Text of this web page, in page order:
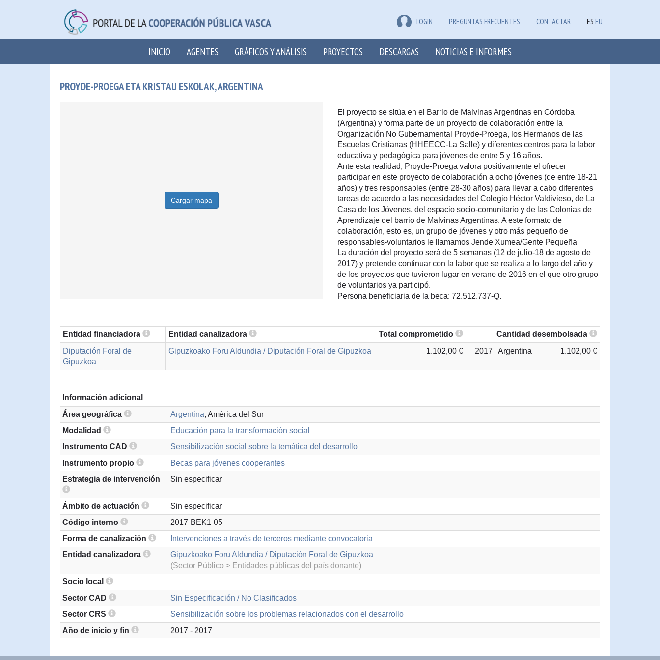
LOGIN PREGUNTAS FRECUENTES CONTACTAR ES EU
INICIO AGENTES GRÁFICOS Y ANÁLISIS PROYECTOS DESCARGAS NOTICIAS E INFORMES
PROYDE-PROEGA ETA KRISTAU ESKOLAK, ARGENTINA
Cargar mapa
El proyecto se sitúa en el Barrio de Malvinas Argentinas en Córdoba
(Argentina) y forma parte de un proyecto de colaboración entre la
Organización No Gubernamental Proyde-Proega, los Hermanos de las
Escuelas Cristianas (HHEECC-La Salle) y diferentes centros para la labor
educativa y pedagógica para jóvenes de entre 5 y 16 años.
Ante esta realidad, Proyde-Proega valora positivamente el ofrecer
participar en este proyecto de colaboración a ocho jóvenes (de entre 18-21
años) y tres responsables (entre 28-30 años) para llevar a cabo diferentes
tareas de acuerdo a las necesidades del Colegio Héctor Valdivieso, de La
Casa de los Jóvenes, del espacio socio-comunitario y de las Colonias de
Aprendizaje del barrio de Malvinas Argentinas. A este formato de
colaboración, esto es, un grupo de jóvenes y otro más pequeño de
responsables-voluntarios le llamamos Jende Xumea/Gente Pequeña.
La duración del proyecto será de 5 semanas (12 de julio-18 de agosto de
2017) y pretende continuar con la labor que se realiza a lo largo del año y
de los proyectos que tuvieron lugar en verano de 2016 en el que otro grupo
de voluntarios ya participó.
Persona beneficiaria de la beca: 72.512.737-Q.
Entidad financiadora Entidad canalizadora Total comprometido
Cantidad desembolsada
Diputación Foral de
Gipuzkoa
Gipuzkoako Foru Aldundia / Diputación Foral de Gipuzkoa 1.102,00 € 2017 Argentina 1.102,00 €
Información adicional
Área geográfica
Argentina, América del Sur
Modalidad
Educación para la transformación social
Instrumento CAD
Sensibilización social sobre la temática del desarrollo
Instrumento propio
Becas para jóvenes cooperantes
Estrategia de intervención
Sin especificar
Ámbito de actuación
Sin especificar
Código interno
2017-BEK1-05
Forma de canalización
Intervenciones a través de terceros mediante convocatoria
Entidad canalizadora
Gipuzkoako Foru Aldundia / Diputación Foral de Gipuzkoa
(Sector Público > Entidades públicas del país donante)
Socio local
Sector CAD
Sin Especificación / No Clasificados
Sector CRS
Sensibilización sobre los problemas relacionados con el desarrollo
Año de inicio y fin
2017 - 2017